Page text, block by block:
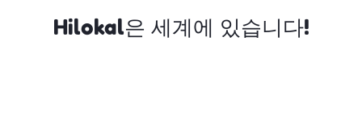
Hilokal은 세계에 있습니다!